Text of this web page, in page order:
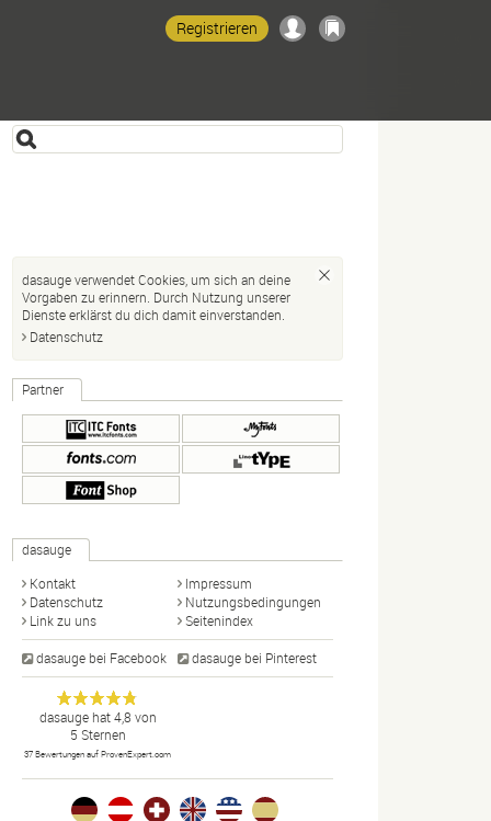
Registrieren
dasauge verwendet Cookies, um sich an deine
Vorgaben zu erinnern. Durch Nutzung unserer
Dienste erklärst du dich damit einverstanden.
Datenschutz
Partner
dasauge
Kontakt
Impressum
Datenschutz
Nutzungsbedingungen
Link zu uns
Seitenindex
dasauge bei Facebook dasauge bei Pinterest
dasauge
Designer,
Fotografen,
Agenturen,
Portfolios
und Jobs.
Anonym
dasaugehat4,8 von
5 Sternen
37 Bewertungen auf ProvenExpert.com